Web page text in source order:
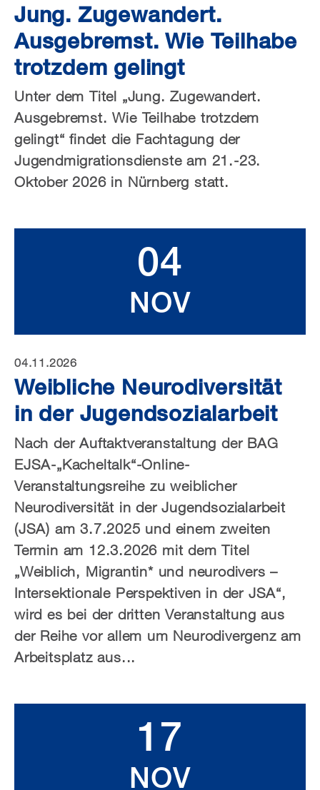
Jung. Zugewandert.
Ausgebremst. Wie Teilhabe
trotzdem gelingt
Unter dem Titel „Jung. Zugewandert.
Ausgebremst. Wie Teilhabe trotzdem
gelingt“ findet die Fachtagung der
Jugendmigrationsdienste am 21.-23.
Oktober 2026 in Nürnberg statt.
04
NOV
04.11.2026
Weibliche Neurodiversität
in der Jugendsozialarbeit
Nach der Auftaktveranstaltung der BAG
EJSA-„Kacheltalk“-Online-
Veranstaltungsreihe zu weiblicher
Neurodiversität in der Jugendsozialarbeit
(JSA) am 3.7.2025 und einem zweiten
Termin am 12.3.2026 mit dem Titel
„Weiblich, Migrantin* und neurodivers –
Intersektionale Perspektiven in der JSA“,
wird es bei der dritten Veranstaltung aus
der Reihe vor allem um Neurodivergenz am
Arbeitsplatz aus...
17
NOV